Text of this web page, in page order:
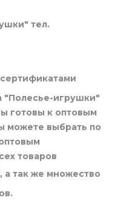
тел.
"Полесье-игрушки"
готовы к оптовым
можете выбрать по
товаров
, а так же множество